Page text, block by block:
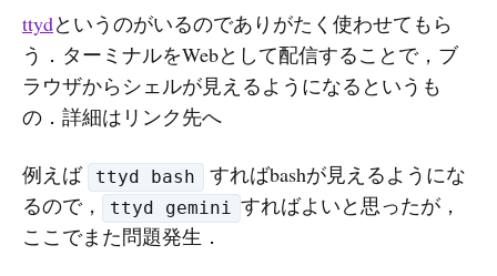
ttydというのがいるのでありがたく使わせてもら
う．ターミナルをWebとして配信することで，ブ
ラウザからシェルが見えるようになるというも
の．詳細はリンク先へ
例えば ttyd bash
すればbashが見えるようにな
るので，
ttyd gemini すればよいと思ったが，
ここでまた問題発生．